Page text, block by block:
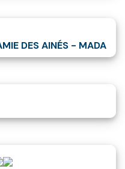
DES AINÉS - MADA